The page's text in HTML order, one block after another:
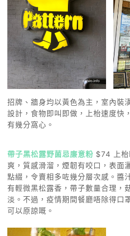
招牌、牆身均以黃色為主，室內裝
設計，食物即叫即做，上枱速度快
有幾分窩心。
帶子黑松露野菌忌廉意粉 $74 上枱
爽，質感滑溜，煙韌有咬口，表面
點綴，令賣相多咗幾分層次感。醬
有輕微黑松露香，帶子數量合理，
淡。不過，疫情期間餐廳唔除得口
可以原諒嘅。